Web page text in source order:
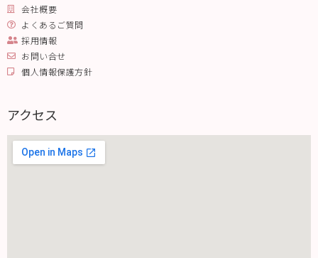
会社概要
よくあるご質問
採用情報
お問い合せ
個人情報保護方針
アクセス